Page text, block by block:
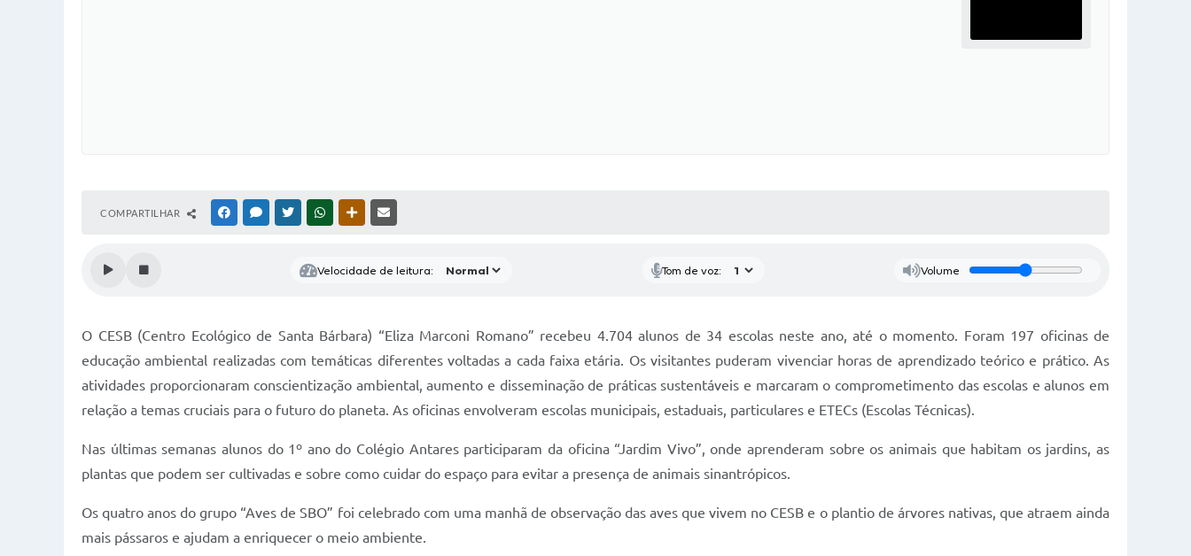
COMPARTILHAR FACEBOOKMESSENGER
TWITTERWHATSAPPOUTRAS MÍDIAS
Velocidade de leitura: Tom de voz: Volume
O CESB (Centro Ecológico de Santa Bárbara) “Eliza Marconi Romano” recebeu 4.704 alunos de 34 escolas neste ano, até o momento. Foram 197 oficinas de
educação ambiental realizadas com temáticas diferentes voltadas a cada faixa etária. Os visitantes puderam vivenciar horas de aprendizado teórico e prático. As
atividades proporcionaram conscientização ambiental, aumento e disseminação de práticas sustentáveis e marcaram o comprometimento das escolas e alunos em
relação a temas cruciais para o futuro do planeta. As oficinas envolveram escolas municipais, estaduais, particulares e ETECs (Escolas Técnicas).
Nas últimas semanas alunos do 1º ano do Colégio Antares participaram da oficina “Jardim Vivo”, onde aprenderam sobre os animais que habitam os jardins, as
plantas que podem ser cultivadas e sobre como cuidar do espaço para evitar a presença de animais sinantrópicos.
Os quatro anos do grupo “Aves de SBO” foi celebrado com uma manhã de observação das aves que vivem no CESB e o plantio de árvores nativas, que atraem ainda
mais pássaros e ajudam a enriquecer o meio ambiente.